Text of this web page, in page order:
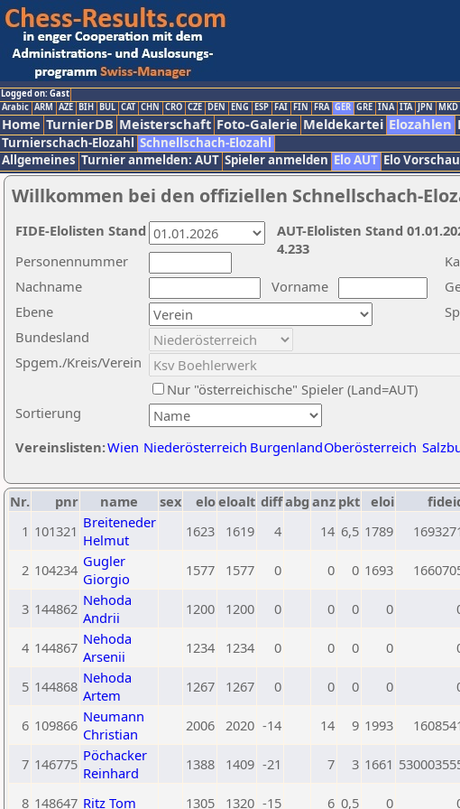
Logged on: Gast
Arabic ARM AZE BIH BUL CAT CHN CRO CZE DEN ENG ESP FAI FIN FRA GER GRE INA ITA JPN MKD
Home TurnierDB Meisterschaft Foto-Galerie Meldekartei Elozahlen
Turnierschach-Elozahl Schnellschach-Elozahl
Allgemeines Turnier anmelden: AUT Spieler anmelden Elo AUT Elo Vorschau
Willkommen bei den offiziellen Schnellschach-
Nachname
Vorname
Ebene
Sortierung
Personennummer
Bundesland
Spgem./Kreis/Verein
Nur "österreichische" Spieler (Land=AUT)
Vereinslisten:Wien Niederösterreich BurgenlandOberösterreich
AUT-Elolisten Stand
4.233
FIDE-Elolisten Stand
Nr. pnr name sex eloeloalt diffabg anz pkt eloi
1 101321 Breiteneder
Helmut
1623 1619 4 14 6,5 1789
2 104234 Gugler
Giorgio
1577 1577 0 0 0 1693
3 144862 Nehoda
Andrii
1200 1200 0 0 0 0
4 144867 Nehoda
Arsenii
1234 1234 0 0 0 0
5 144868 Nehoda
Artem
1267 1267 0 0 0 0
6 109866 Neumann
Christian
2006 2020 -14 14 9 1993
7 146775 Pöchacker
Reinhard
1388 1409 -21 7 3 1661
8 148647 Ritz Tom 1305 1320 -15 6 0,5 0